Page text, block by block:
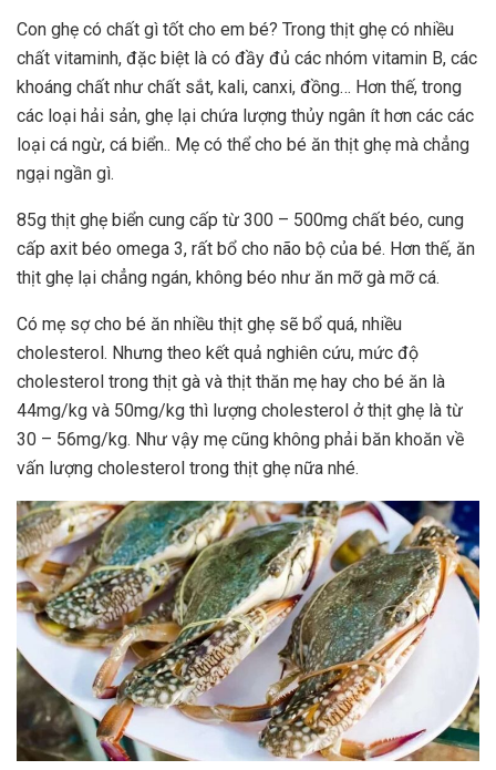
Con ghẹ có chất gì tốt cho em bé? Trong thịt ghẹ có nhiều
chất vitaminh, đặc biệt là có đầy đủ các nhóm vitamin B, các
khoáng chất như chất sắt, kali, canxi, đồng… Hơn thế, trong
các loại hải sản, ghẹ lại chứa lượng thủy ngân ít hơn các các
loại cá ngừ, cá biển.. Mẹ có thể cho bé ăn thịt ghẹ mà chẳng
ngại ngần gì.
85g thịt ghẹ biển cung cấp từ 300 – 500mg chất béo, cung
cấp axit béo omega 3, rất bổ cho não bộ của bé. Hơn thế, ăn
thịt ghẹ lại chẳng ngán, không béo như ăn mỡ gà mỡ cá.
Có mẹ sợ cho bé ăn nhiều thịt ghẹ sẽ bổ quá, nhiều
cholesterol. Nhưng theo kết quả nghiên cứu, mức độ
cholesterol trong thịt gà và thịt thăn mẹ hay cho bé ăn là
44mg/kg và 50mg/kg thì lượng cholesterol ở thịt ghẹ là từ
30 – 56mg/kg. Như vậy mẹ cũng không phải băn khoăn về
vấn lượng cholesterol trong thịt ghẹ nữa nhé.